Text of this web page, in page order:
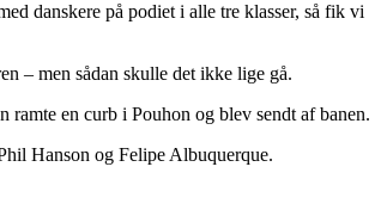
danskere på podiet i alle tre klasser, så fik vi
– men sådan skulle det ikke lige gå.
en curb i Pouhon og blev sendt af banen.
Hanson og Felipe Albuquerque.